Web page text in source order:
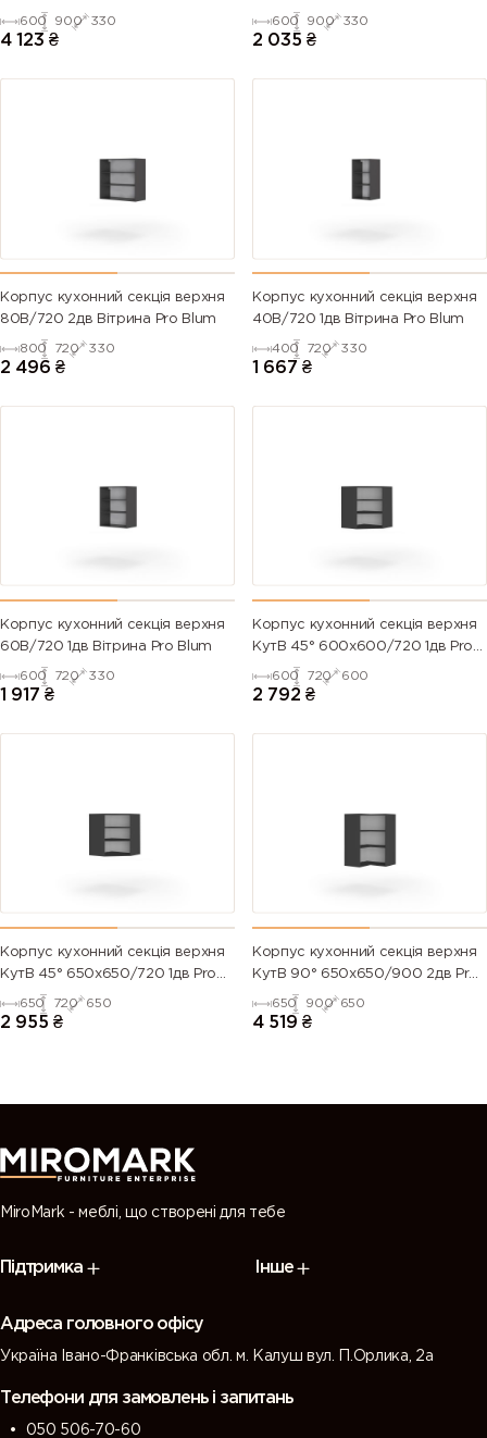
600 900 330
4 123 ₴
600 900 330
2 035 ₴
Корпус кухонний секцiя верхня
80В/720 2дв Вітрина Pro Blum
800 720 330
2 496 ₴
Корпус кухонний секцiя верхня
40В/720 1дв Вітрина Pro Blum
400 720 330
1 667 ₴
Корпус кухонний секцiя верхня
60В/720 1дв Вітрина Pro Blum
600 720 330
1 917 ₴
Корпус кухонний секцiя верхня
КутВ 45° 600х600/720 1дв Pro
600 720 600
2 792 ₴
Корпус кухонний секцiя верхня
КутВ 45° 650х650/720 1дв Pro
650 720 650
2 955 ₴
Корпус кухонний секцiя верхня
КутВ 90° 650х650/900 2дв Pro
650 900 650
4 519 ₴
MiroMark - меблі, що створені для тебе
Підтримка Інше
Адреса головного офісу
Україна Івано-Франківська обл. м. Калуш вул. П.Орлика, 2а
Телефони для замовлень і запитань
050 506-70-60